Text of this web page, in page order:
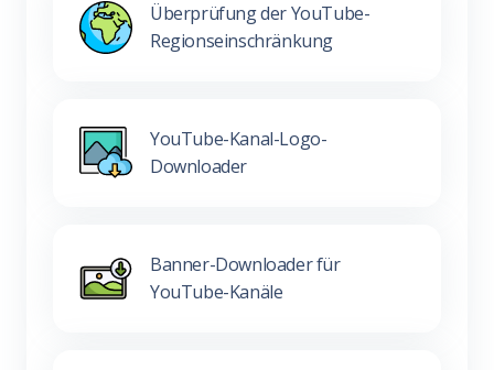
Überprüfung der YouTube-
Regionseinschränkung
YouTube-Kanal-Logo-
Downloader
Banner-Downloader für
YouTube-Kanäle